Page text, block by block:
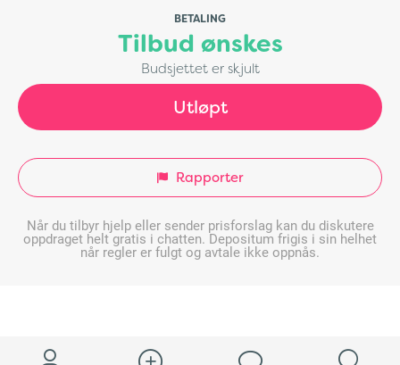
BETALING
Tilbud ønskes
Budsjettet er skjult
Utløpt
Rapporter
Når du tilbyr hjelp eller sender prisforslag kan du diskutere
oppdraget helt gratis i chatten. Depositum frigis i sin helhet
når regler er fulgt og avtale ikke oppnås.